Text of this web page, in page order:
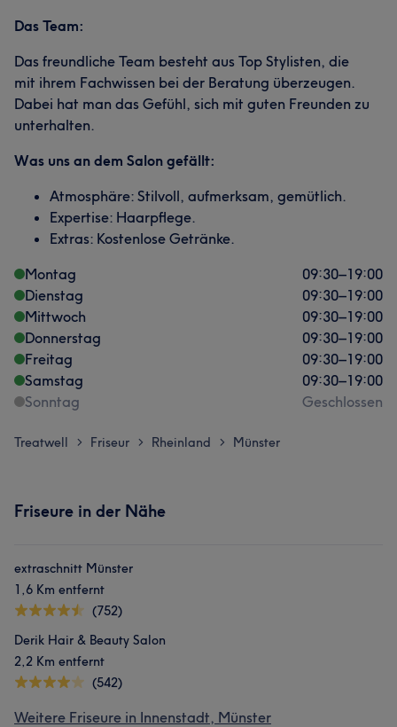
Das Team:
Das freundliche Team besteht aus Top Stylisten, die
mit ihrem Fachwissen bei der Beratung überzeugen.
Dabei hat man das Gefühl, sich mit guten Freunden zu
unterhalten.
Was uns an dem Salon gefällt:
Atmosphäre: Stilvoll, aufmerksam, gemütlich.
Expertise: Haarpflege.
Extras: Kostenlose Getränke.
Montag
09:30–19:00
Dienstag
09:30–19:00
Mittwoch
09:30–19:00
Donnerstag
09:30–19:00
Freitag
09:30–19:00
Samstag
09:30–19:00
Sonntag
Geschlossen
Treatwell > Friseur > Rheinland > Münster
Friseure in der Nähe
extraschnitt Münster
1,6 Km entfernt
(752)
Derik Hair & Beauty Salon
2,2 Km entfernt
(542)
Weitere Friseure in Innenstadt, Münster